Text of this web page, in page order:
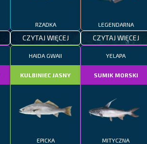
RZADKA
CZYTAJ WIĘCEJ
LEGENDARNA
CZYTAJ WIĘCEJ
HAIDA GWAII
KULBINIEC JASNY
EPICKA
YELAPA
SUMIK MORSKI
MITYCZNA